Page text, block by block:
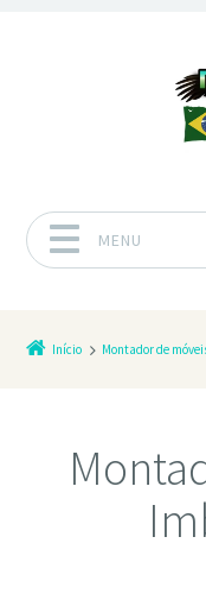
MENU
Início Montador de